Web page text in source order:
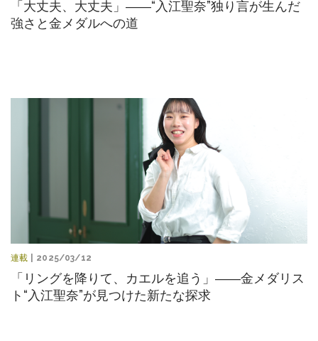
「大丈夫、大丈夫」――“入江聖奈”独り言が生んだ
強さと金メダルへの道
連載 | 2025/03/12
「リングを降りて、カエルを追う」――金メダリス
ト“入江聖奈”が見つけた新たな探求